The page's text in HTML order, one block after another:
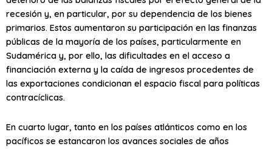
recesión y, en particular, por su dependencia de los bienes
primarios. Estos aumentaron su participación en las finanzas
públicas de la mayoría de los países, particularmente en
Sudamérica y, por ello, las dificultades en el acceso a
financiación externa y la caída de ingresos procedentes de
las exportaciones condicionan el espacio fiscal para políticas
contracíclicas.
En cuarto lugar, tanto en los países atlánticos como en los
pacíficos se estancaron los avances sociales de años